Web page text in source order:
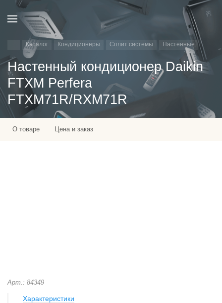
Каталог Кондиционеры Сплит системы Настенные
Настенный кондиционер Daikin
FTXM Perfera
FTXM71R/RXM71R
О товаре Цена и заказ
Арт.: 84349
Характеристики